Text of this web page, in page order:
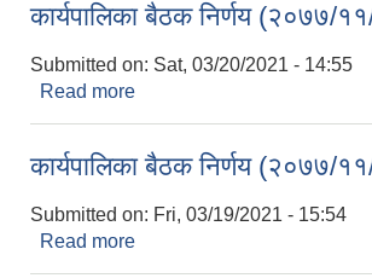
कार्यपालिका बैठक निर्णय (२०७७/
Submitted on: Sat, 03/20/2021 - 14:55
Read more
कार्यपालिका बैठक निर्णय (२०७७/
Submitted on: Fri, 03/19/2021 - 15:54
Read more